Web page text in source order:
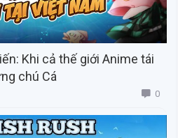
Khi cả thế giới Anime tái
chú Cá
0